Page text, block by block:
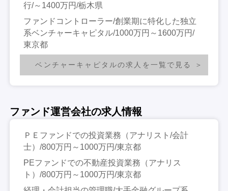
行/～1400万円/栃木県
ファンドコントローラー/創業期に特化した独立
系ベンチャーキャピタル/1000万円～1600万円/
東京都
ベンチャーキャピタルの求人を一覧で見る
ファンド運営会社の求人情報
ＰＥファンドでの投資業務（アナリスト/会計
士）/800万円～1000万円/東京都
PEファンドでの不動産投資業務（アナリス
ト）/800万円～1000万円/東京都